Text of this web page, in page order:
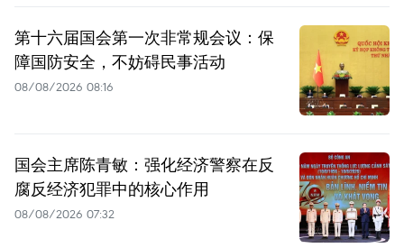
第十六届国会第一次非常规会议：保
障国防安全，不妨碍民事活动
08/08/2026 08:16
国会主席陈青敏：强化经济警察在反
腐反经济犯罪中的核心作用
08/08/2026 07:32